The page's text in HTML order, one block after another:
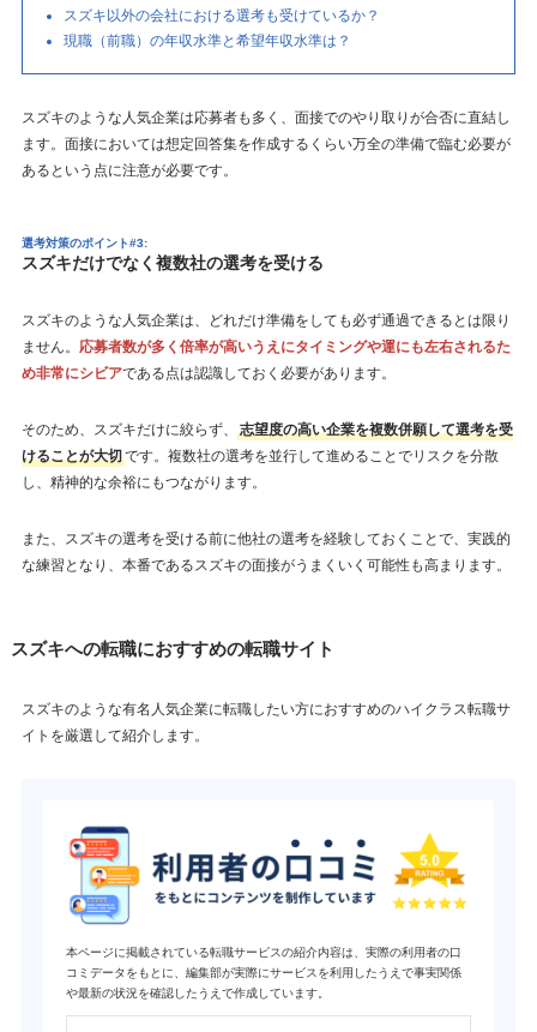
スズキ以外の会社における選考も受けているか？
現職（前職）の年収水準と希望年収水準は？
スズキのような人気企業は応募者も多く、面接でのやり取りが合否に直結し
ます。面接においては想定回答集を作成するくらい万全の準備で臨む必要が
あるという点に注意が必要です。
選考対策のポイント#3:
スズキだけでなく複数社の選考を受ける
スズキのような人気企業は、どれだけ準備をしても必ず通過できるとは限り
ません。 応募者数が多く倍率が高いうえにタイミングや運にも左右されるた
め非常にシビアである点は認識しておく必要があります。
そのため、スズキだけに絞らず、
志望度の高い企業を複数併願して選考を受
けることが大切です。複数社の選考を並行して進めることでリスクを分散
し、精神的な余裕にもつながります。
また、スズキの選考を受ける前に他社の選考を経験しておくことで、実践的
な練習となり、本番であるスズキの面接がうまくいく可能性も高まります。
スズキへの転職におすすめの転職サイト
スズキのような有名人気企業に転職したい方におすすめのハイクラス転職サ
イトを厳選して紹介します。
本ページに掲載されている転職サービスの紹介内容は、実際の利用者の口
コミデータをもとに、編集部が実際にサービスを利用したうえで事実関係
や最新の状況を確認したうえで作成しています。